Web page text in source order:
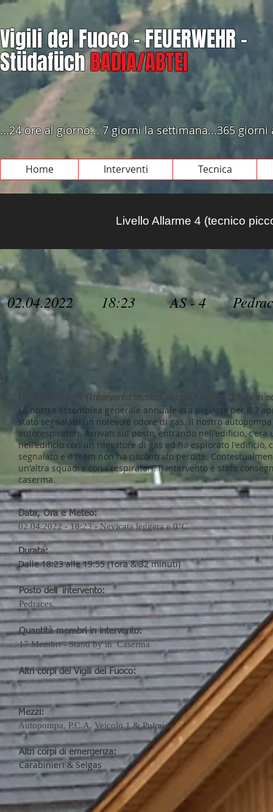
Vigili del Fuoco - FEUERWEHR -
StüdafüchBADIA/ABTEI
...24 ore al giorno... 7 giorni la settimana...365
Home Interventi Tecnica
Livello Allarme 4 (tecnico
02.04.2022 18:23 AS - 4
Livello allarme 4 (Intervento tecnico piccolo - Odore di Gas in
La nostra assemblea generale annuale era prevista per il 2
stato segnalato un notevole odore di gas. Il nostro
autorespiratori. Arrivati ​​sul posto, entrando nell'edificio,
nell'edificio con un rilevatore di gas ed ha esplorato l'edificio,
segnalato e il team non ha riscontrato perdite.
un'altra squadra con i respiratori. Il intervento è stato
caserma.
Data, Ora e Meteo:
02.04.2022 - 18:23 - Nevicata leggera e 0°C
Durata:
Dalle 18:23 alle 19:55 (1ora & 32 minuti)
Posto dell´intervento:
Pedraces
Quantità membri in intervento:
17Membri - Stand by in Caserma
Altri corpi dei Vigili del Fuoco:
-
Mezzi:
Autopompa, P.C.A, Veicolo 1 & Pulmino
Altri corpi di emergenza:
Carabinieri & Selgas